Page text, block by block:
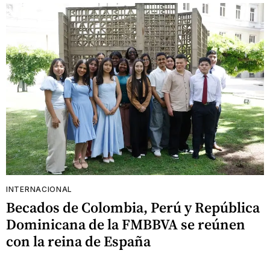
INTERNACIONAL
Becados de Colombia, Perú y República
Dominicana de la FMBBVA se reúnen
con la reina de España